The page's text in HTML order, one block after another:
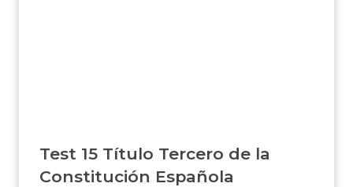
Test 15 Título Tercero de la
Constitución Española